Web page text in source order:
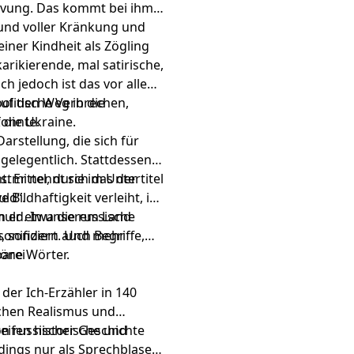
Das kommt bei ihm
voller Kränkung und
Kindheit als Zögling
mal satirische,
jedoch ist das vor allem
den Weg in die
Verbrechen,
Ukraine.
die sich für
Stattdessen
Er nennt sie im Untertitel
durch das der
Bildhaftigkeit verleiht, ist
er etwa die russische
Und mehr
In unserem Land
sondern auch Begriffe,
Wörter.
Ich-Erzähler in 140
Realismus und
russischer Geschichte
historische und
nur als Sprechblasen